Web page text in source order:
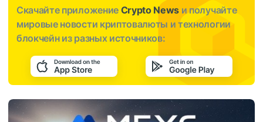
Скачайте приложение Crypto News и получайте
мировые новости криптовалюты и технологии
блокчейн из разных источников: